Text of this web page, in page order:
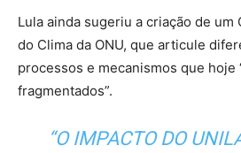
Lula ainda sugeriu a criação de um
do Clima da ONU, que articule
processos e mecanismos que hoje
fragmentados”.
“O IMPACTO DO